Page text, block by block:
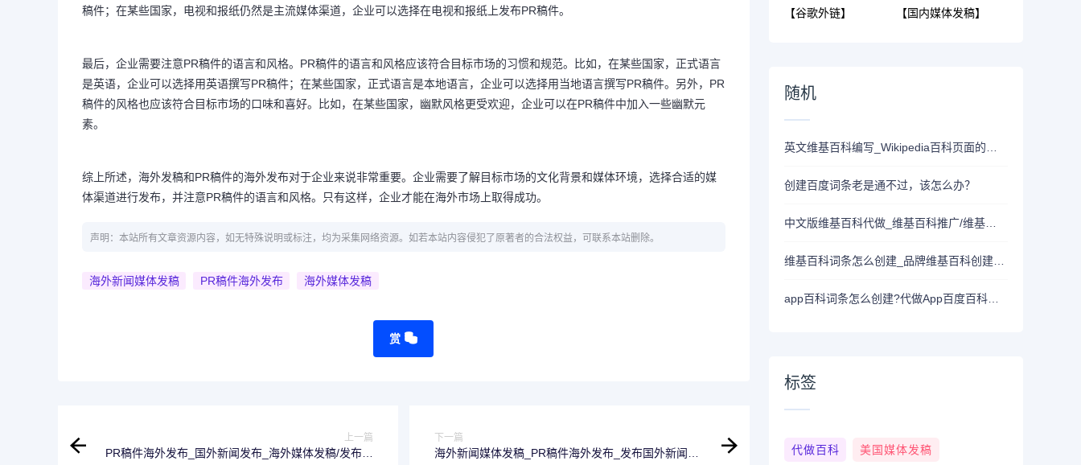
稿件；在某些国家，电视和报纸仍然是主流媒体渠道，企业可以选择在电视和报纸上发布PR稿件。
最后，企业需要注意PR稿件的语言和风格。PR稿件的语言和风格应该符合目标市场的习惯和规范。比如，在某些国家，正式语言
是英语，企业可以选择用英语撰写PR稿件；在某些国家，正式语言是本地语言，企业可以选择用当地语言撰写PR稿件。另外，PR
稿件的风格也应该符合目标市场的口味和喜好。比如，在某些国家，幽默风格更受欢迎，企业可以在PR稿件中加入一些幽默元
素。
综上所述，海外发稿和PR稿件的海外发布对于企业来说非常重要。企业需要了解目标市场的文化背景和媒体环境，选择合适的媒
体渠道进行发布，并注意PR稿件的语言和风格。只有这样，企业才能在海外市场上取得成功。
声明：本站所有文章资源内容，如无特殊说明或标注，均为采集网络资源。如若本站内容侵犯了原著者的合法权益，可联系本站删除。
海外新闻媒体发稿 PR稿件海外发布 海外媒体发稿
赏
上一篇
PR稿件海外发布_国外新闻发布_海外媒体发稿/发布国
下一篇
海外新闻媒体发稿_PR稿件海外发布_发布国外新闻媒
【谷歌外链】 【国内媒体发稿】
随机
创建百度词条老是通不过，该怎么办？
标签
代做百科 美国媒体发稿